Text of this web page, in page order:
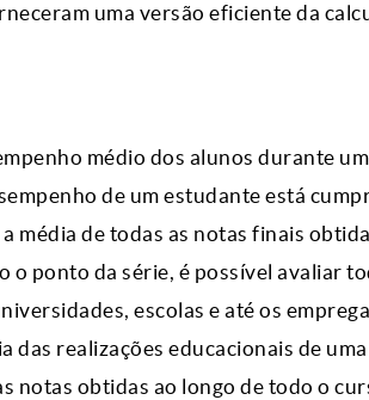
uma versão eficiente da
médio dos alunos durante um
de um estudante está
média de todas as notas finais
o ponto da série, é possível avaliar
escolas e até os
das realizações educacionais de uma
notas obtidas ao longo de todo o